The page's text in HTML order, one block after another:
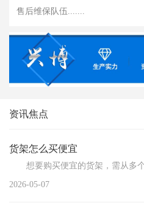
售后维保队伍.......
资讯焦点
货架怎么买便宜
2026-05-07